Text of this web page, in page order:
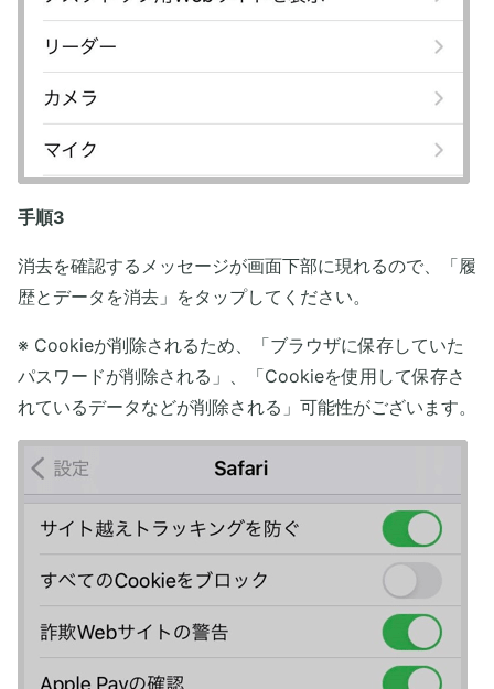
手順3
消去を確認するメッセージが画面下部に現れるので、「履
歴とデータを消去」をタップしてください。
※ Cookieが削除されるため、「ブラウザに保存していた
パスワードが削除される」、「Cookieを使用して保存さ
れているデータなどが削除される」可能性がございます。